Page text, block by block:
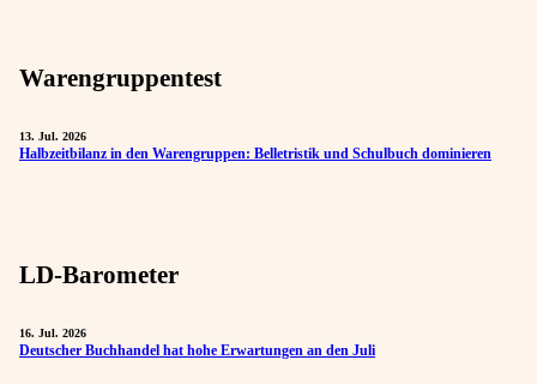
Warengruppentest
13. Jul. 2026
Halbzeitbilanz in den Warengruppen: Belletristik und Schulbuch dominieren
LD-Barometer
16. Jul. 2026
Deutscher Buchhandel hat hohe Erwartungen an den Juli